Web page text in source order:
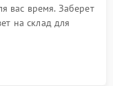
вас время. Заберет
на склад для